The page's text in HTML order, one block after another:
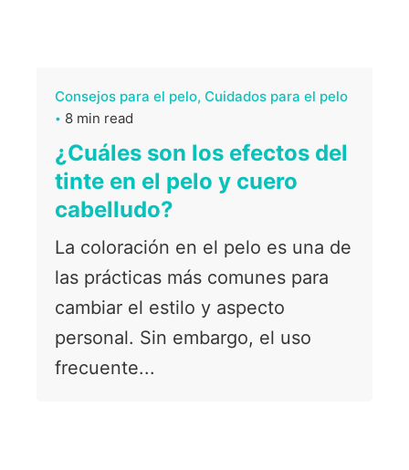
Consejos para el pelo Cuidados para el pelo
8 min read
¿Cuáles son los efectos del
tinte en el pelo y cuero
cabelludo?
La coloración en el pelo es una de
las prácticas más comunes para
cambiar el estilo y aspecto
personal. Sin embargo, el uso
frecuente...